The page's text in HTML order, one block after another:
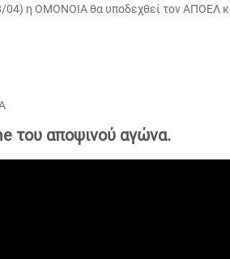
04) η ΟΜΟΝΟΙΑ θα υποδεχθεί τον ΑΠΟΕΛ
του αποψινού αγώνα.